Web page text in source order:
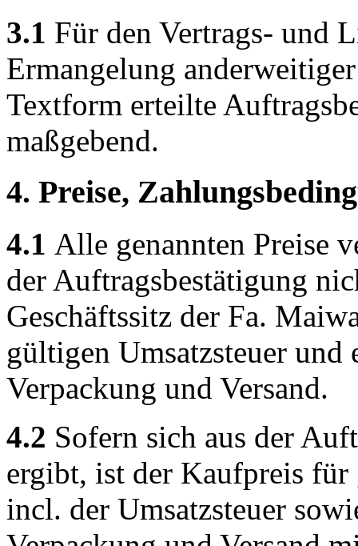
3.1 Für den Vertrags- und
Ermangelung
Textform erteilte
maßgebend.
4. Preise,
4.1 Alle genannten Preise
der Auftragsbestätigung
Geschäftssitz der Fa.
gültigen Umsatzsteuer
Verpackung und Versand.
4.2 Sofern sich aus der
ergibt, ist der Kaufpreis für
incl. der Umsatzsteuer